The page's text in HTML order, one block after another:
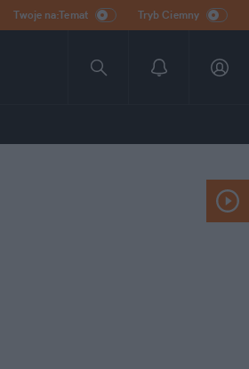
Twoje na:Temat Tryb Ciemny